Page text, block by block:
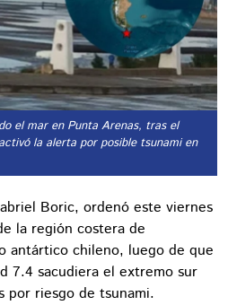
el mar en Punta Arenas, tras el
la alerta por posible tsunami en
Boric, ordenó este viernes
la región costera de
antártico chileno, luego de que
7.4 sacudiera el extremo sur
por riesgo de tsunami.